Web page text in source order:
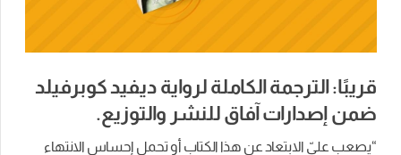
قريبًا: الترجمة الكاملة لرواية ديفيد كوبرفيلد
ضمن إصدارات آفاق للنشر والتوزيع.
“يصعب عليّ الابتعاد عن هذا الكتاب أو تحمل إحساس الانتهاء